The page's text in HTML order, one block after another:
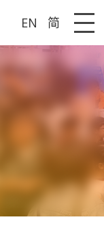
EN 简